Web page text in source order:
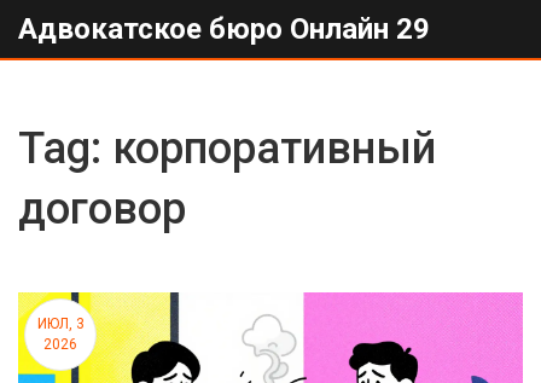
Адвокатское бюро Онлайн 29
Tag: корпоративный
договор
ИЮЛ, 3
2026